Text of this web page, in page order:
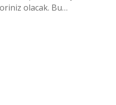
olacak. Bu…